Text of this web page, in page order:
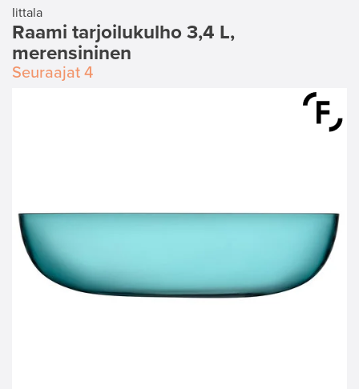
Iittala
Raami tarjoilukulho 3,4 L,
merensininen
Seuraajat 4